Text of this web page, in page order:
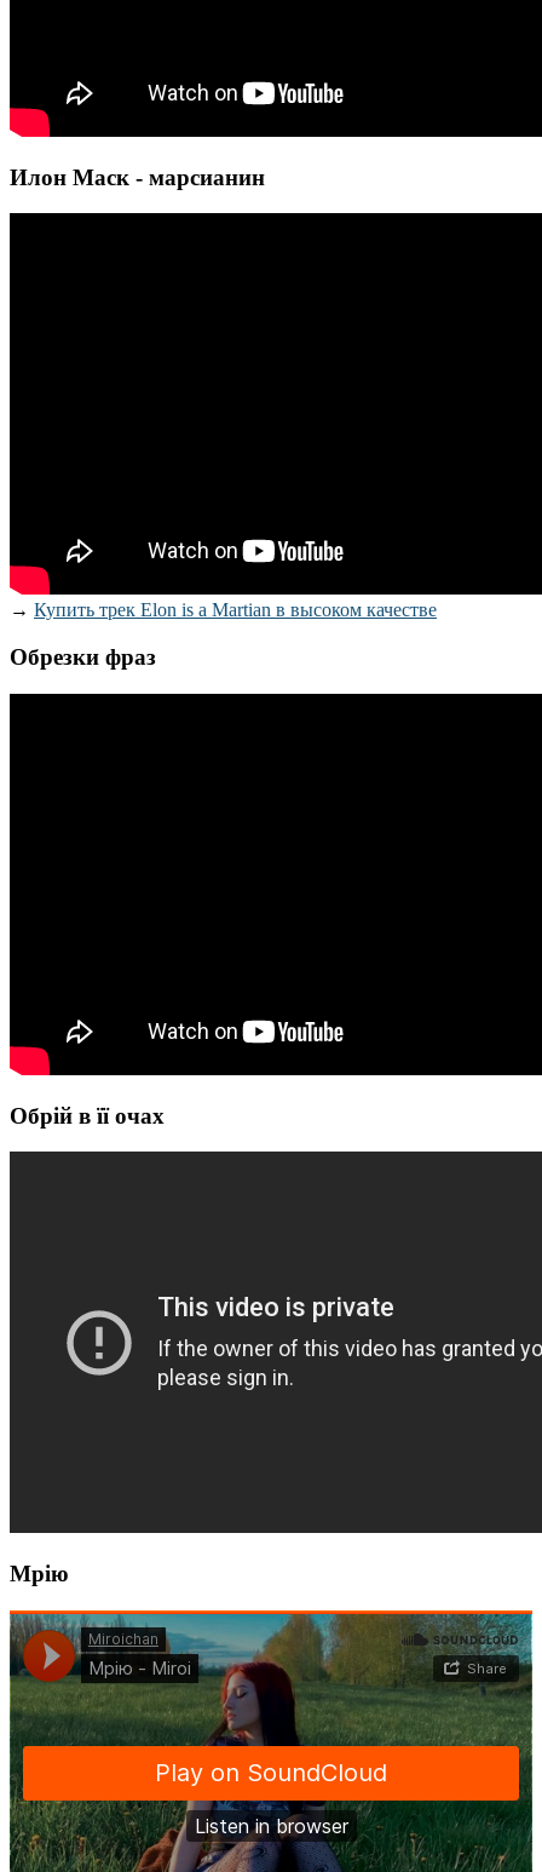
Илон Маск - марсианин
→ Купить трек Elon is a Martian в высоком качестве
Обрезки фраз
Обрій в її очах
Мрію